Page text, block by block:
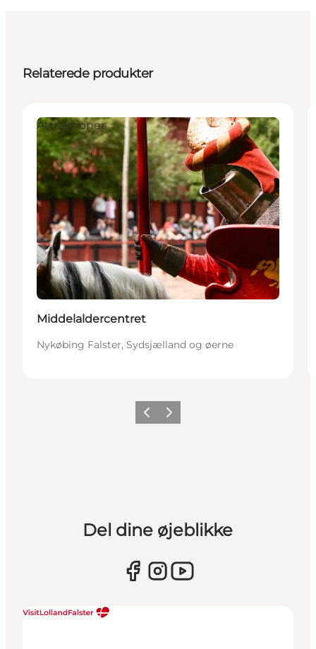
Relaterede produkter
Attraktioner
Middelaldercentret
Nykøbing Falster, Sydsjælland og øerne
ForrigeNæste
Del dine øjeblikke